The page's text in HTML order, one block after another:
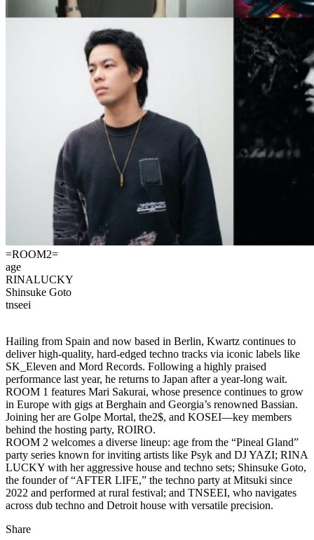
=ROOM2=
age
RINALUCKY
Shinsuke Goto
tnseei
Hailing from Spain and now based in Berlin, Kwartz continues to
deliver high-quality, hard-edged techno tracks via iconic labels like
SK_Eleven and Mord Records. Following a highly praised
performance last year, he returns to Japan after a year-long wait.
ROOM 1 features Mari Sakurai, whose presence continues to grow
in Europe with gigs at Berghain and Georgia’s renowned Bassian.
Joining her are Golpe Mortal, the2$, and KOSEI—key members
behind the hosting party, ROIRO.
ROOM 2 welcomes a diverse lineup: age from the “Pineal Gland”
party series known for inviting artists like Psyk and DJ YAZI; RINA
LUCKY with her aggressive house and techno sets; Shinsuke Goto,
the founder of “AFTER LIFE,” the techno party at Mitsuki since
2022 and performed at rural festival; and TNSEEI, who navigates
across dub techno and Detroit house with versatile precision.
Share